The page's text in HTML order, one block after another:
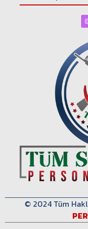
© 2024 Tüm